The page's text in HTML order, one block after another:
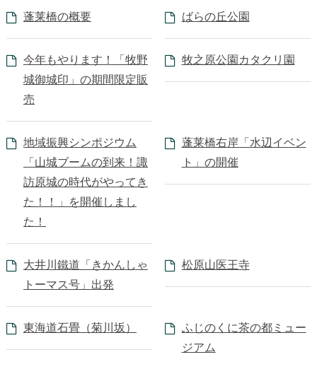
蓬莱橋の概要 ばらの丘公園
今年もやります！「牧野
城御城印」の期間限定販
売
牧之原公園カタクリ園
地域振興シンポジウム
「山城ブームの到来！諏
訪原城の時代がやってき
た！！」を開催しまし
た！
蓬莱橋右岸「水辺イベン
ト」の開催
大井川鐵道「きかんしゃ
トーマス号」出発
松原山医王寺
東海道石畳（菊川坂）
ふじのくに茶の都ミュー
ジアム